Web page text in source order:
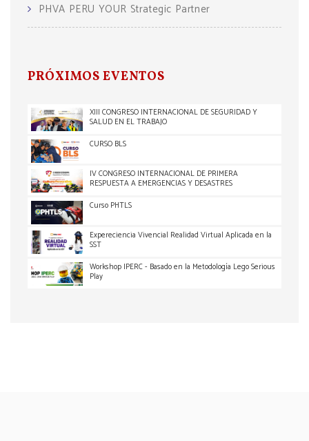
PHVA PERU YOUR Strategic Partner
PRÓXIMOS EVENTOS
XIII CONGRESO INTERNACIONAL DE SEGURIDAD Y
SALUD EN EL TRABAJO
CURSO BLS
IV CONGRESO INTERNACIONAL DE PRIMERA
RESPUESTA A EMERGENCIAS Y DESASTRES
Curso PHTLS
Expereciencia Vivencial Realidad Virtual Aplicada en la
SST
Workshop IPERC - Basado en la Metodología Lego Serious
Play